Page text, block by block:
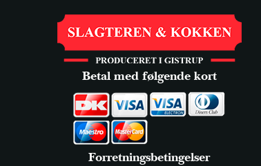
Betal med følgende kort
Forretningsbetingelser